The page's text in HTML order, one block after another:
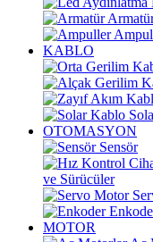
KABLO
OTOMASYON
Sensör
ve Sürücüler
MOTOR